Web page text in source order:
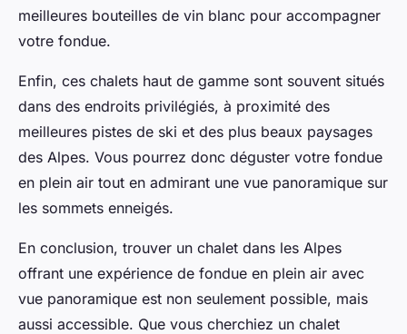
meilleures bouteilles de vin blanc pour accompagner
votre fondue.
Enfin, ces chalets haut de gamme sont souvent situés
dans des endroits privilégiés, à proximité des
meilleures pistes de ski et des plus beaux paysages
des Alpes. Vous pourrez donc déguster votre fondue
en plein air tout en admirant une vue panoramique sur
les sommets enneigés.
En conclusion, trouver un chalet dans les Alpes
offrant une expérience de fondue en plein air avec
vue panoramique est non seulement possible, mais
aussi accessible. Que vous cherchiez un chalet